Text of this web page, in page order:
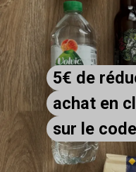
5€ de
achat en
sur le
5€ de
achat en
sur le